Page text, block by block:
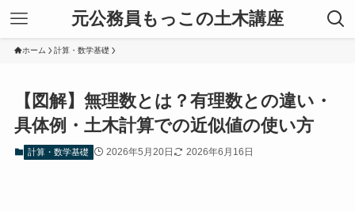
元公務員もっこの土木講座
ホーム 計算・数学基礎
【図解】無理数とは？有理数との違い・
具体例・土木計算での近似値の使い方
計算・数学基礎 2026年5月20日 2026年6月16日